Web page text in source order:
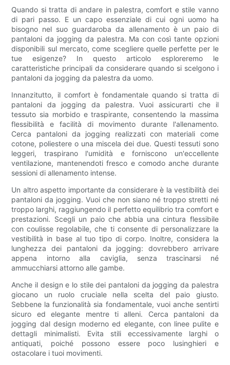
Quando si tratta di andare in palestra, comfort e stile vanno
di pari passo. E un capo essenziale di cui ogni uomo ha
bisogno nel suo guardaroba da allenamento è un paio di
pantaloni da jogging da palestra. Ma con così tante opzioni
disponibili sul mercato, come scegliere quelle perfette per le
tue esigenze? In questo articolo esploreremo le
caratteristiche principali da considerare quando si scelgono i
pantaloni da jogging da palestra da uomo.
Innanzitutto, il comfort è fondamentale quando si tratta di
pantaloni da jogging da palestra. Vuoi assicurarti che il
tessuto sia morbido e traspirante, consentendo la massima
flessibilità e facilità di movimento durante l'allenamento.
Cerca pantaloni da jogging realizzati con materiali come
cotone, poliestere o una miscela dei due. Questi tessuti sono
leggeri, traspirano l'umidità e forniscono un'eccellente
ventilazione, mantenendoti fresco e comodo anche durante
sessioni di allenamento intense.
Un altro aspetto importante da considerare è la vestibilità dei
pantaloni da jogging. Vuoi che non siano né troppo stretti né
troppo larghi, raggiungendo il perfetto equilibrio tra comfort e
prestazioni. Scegli un paio che abbia una cintura flessibile
con coulisse regolabile, che ti consente di personalizzare la
vestibilità in base al tuo tipo di corpo. Inoltre, considera la
lunghezza dei pantaloni da jogging: dovrebbero arrivare
appena intorno alla caviglia, senza trascinarsi né
ammucchiarsi attorno alle gambe.
Anche il design e lo stile dei pantaloni da jogging da palestra
giocano un ruolo cruciale nella scelta del paio giusto.
Sebbene la funzionalità sia fondamentale, vuoi anche sentirti
sicuro ed elegante mentre ti alleni. Cerca pantaloni da
jogging dal design moderno ed elegante, con linee pulite e
dettagli minimalisti. Evita stili eccessivamente larghi o
antiquati, poiché possono essere poco lusinghieri e
ostacolare i tuoi movimenti.